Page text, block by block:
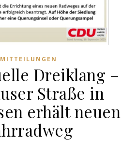
MITTEILUNGEN
Dreiklang –
Straße in
erhält neuen